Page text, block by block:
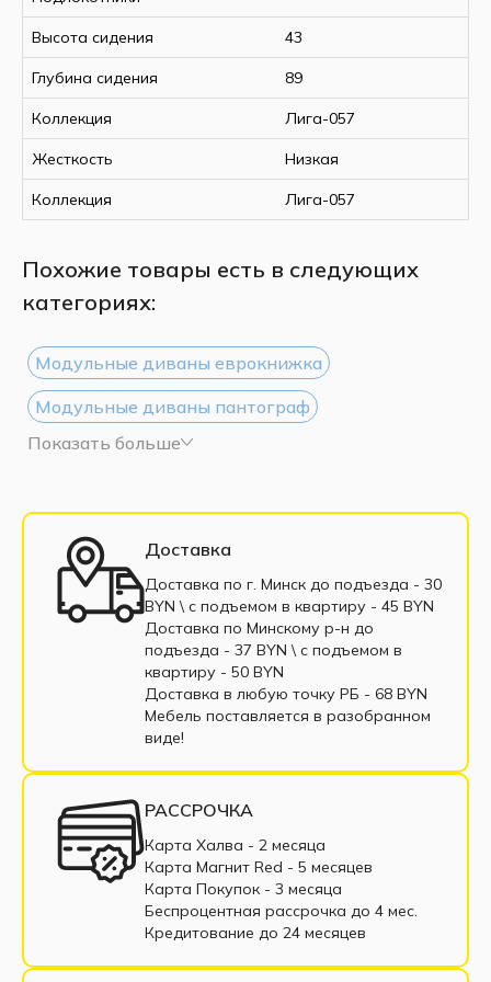
Высота сидения 43
Глубина сидения 89
Коллекция Лига-057
Жесткость Низкая
Коллекция Лига-057
Похожие товары есть в следующих
категориях:
Модульные диваны еврокнижка
Модульные диваны пантограф
Модульные диваны дельфин
Белые модульные диваны
Модульные диваны из экокожи
Модульные диваны из велюра
Модульные диваны из рогожки
Модульные диваны из корфу
Одноместные модульные диваны
Трехместные модульные диваны
Четырехместные модульные диваны
Пятиместные модульные диваны
Шестиместные модульные диваны
Показать больше
Доставка
Доставка по г. Минск до подъезда - 30
BYN \ c подъемом в квартиру - 45 BYN
Доставка по Минскому р-н до
подъезда - 37 BYN \ c подъемом в
квартиру - 50 BYN
Доставка в любую точку РБ - 68 BYN
Мебель поставляется в разобранном
виде!
РАССРОЧКА
Карта Халва - 2 месяца
Карта Магнит Red - 5 месяцев
Карта Покупок - 3 месяца
Беспроцентная рассрочка до 4 мес.
Кредитование до 24 месяцев